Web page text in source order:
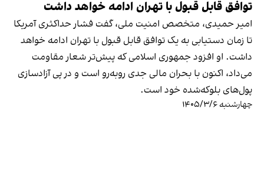
توافق قابل قبول با تهران ادامه خواهد داشت
امیر حمیدی، متخصص امنیت ملی، گفت فشار حداکثری آمریکا
تا زمان دستیابی به یک توافق قابل قبول با تهران ادامه خواهد
داشت. او افزود جمهوری اسلامی که پیش‌تر شعار مقاومت
می‌داد، اکنون با بحران مالی جدی روبه‌رو است و در پی آزادسازی
پول‌های بلوکه‌شده خود است.
چهارشنبه ۱۴۰۵/۳/۶